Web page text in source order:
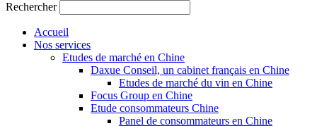
Rechercher
Accueil
Nos services
Etudes de marché en Chine
Daxue Conseil, un cabinet français en Chine
Etudes de marché du vin en Chine
Focus Group en Chine
Etude consommateurs Chine
Panel de consommateurs en Chine